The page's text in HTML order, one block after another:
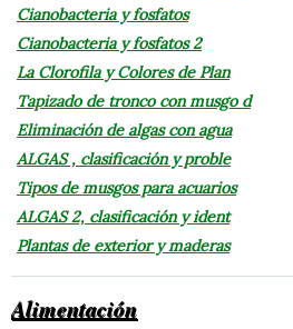
Cianobacteria y fosfatos
Cianobacteria y fosfatos 2
La Clorofila y Colores de Plan
Tapizado de tronco con musgo d
Eliminación de algas con agua
ALGAS , clasificación y proble
Tipos de musgos para acuarios
ALGAS 2, clasificación y ident
Plantas de exterior y maderas
Alimentación